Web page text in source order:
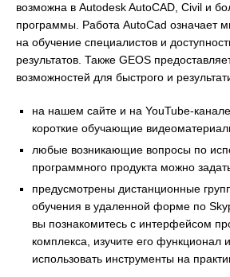
возможна в Autodesk AutoCAD, Civil и
программы. Работа AutoCad означает
на обучение специалистов и
результатов. Также GEOS
возможностей для быстрого и
на нашем сайте и на YouTube-
короткие обучающие
любые возникающие вопросы по
программного продукта можно
предусмотрены дистанционные
обучения в удаленной форме по
вы познакомитесь с интерфейсом
комплекса, изучите его функционал
использовать инструменты на